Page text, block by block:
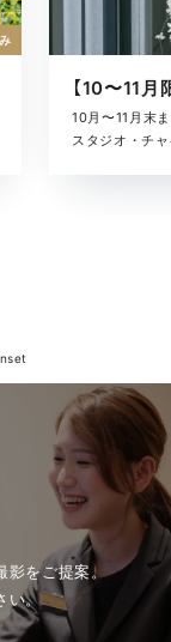
10月〜11月末
スタジオ・チ
影をご提案。
い。